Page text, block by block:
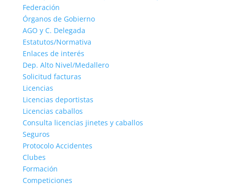
Federación
Órganos de Gobierno
AGO y C. Delegada
Estatutos/Normativa
Enlaces de interés
Dep. Alto Nivel/Medallero
Solicitud facturas
Licencias
Licencias deportistas
Licencias caballos
Consulta licencias jinetes y caballos
Seguros
Protocolo Accidentes
Clubes
Formación
Competiciones